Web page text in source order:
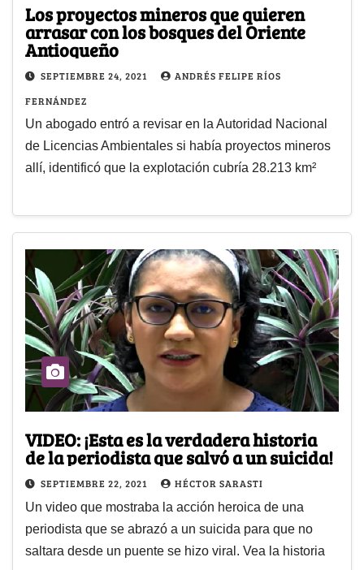
Los proyectos mineros que quieren
arrasar con los bosques del Oriente
Antioqueño
SEPTIEMBRE 24, 2021
ANDRÉS FELIPE RÍOS
FERNÁNDEZ
Un abogado entró a revisar en la Autoridad Nacional
de Licencias Ambientales si había proyectos mineros
allí, identificó que la explotación cubría 28.213 km²
VIDEO: ¡Esta es la verdadera historia
de la periodista que salvó a un suicida!
SEPTIEMBRE 22, 2021 HÉCTOR SARASTI
Un video que mostraba la acción heroica de una
periodista que se abrazó a un suicida para que no
saltara desde un puente se hizo viral. Vea la historia